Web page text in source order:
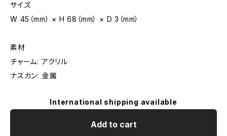
サイズ
W 45（mm） × H 68（mm） × D 3（mm）
素材
チャーム: アクリル
ナスカン: 金属
International shipping available
Add to cart